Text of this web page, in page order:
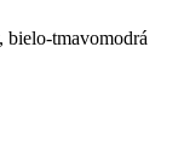
tmavomodrá